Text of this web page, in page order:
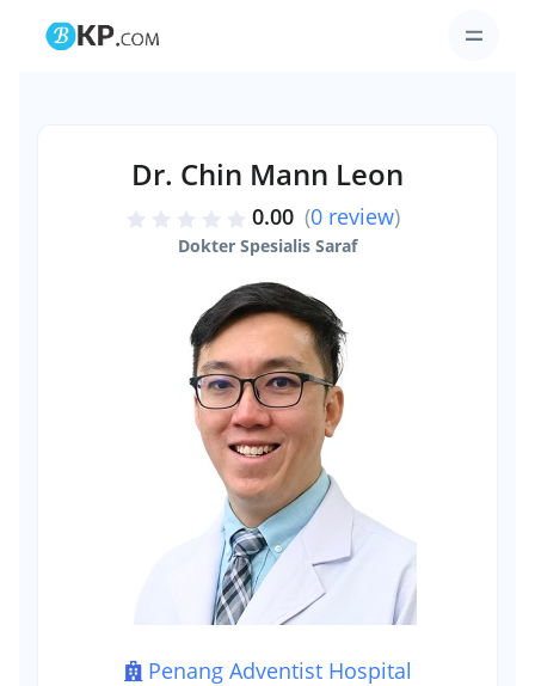
Dr. Chin Mann Leon
0.00 (0 review)
Dokter Spesialis Saraf
Penang Adventist Hospital